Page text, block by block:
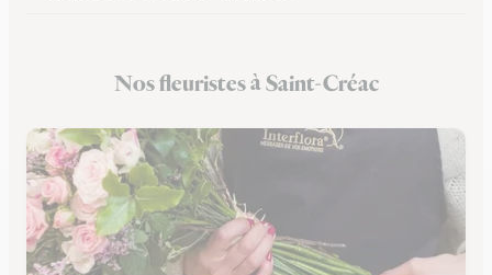
Nos fleuristes à Saint-Créac